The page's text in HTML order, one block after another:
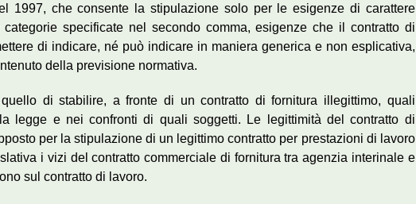
1997, che consente la stipulazione solo per le esigenze di carattere
specificate nel secondo comma, esigenze che il contratto di
di indicare, né può indicare in maniera generica e non esplicativa,
della previsione normativa.
di stabilire, a fronte di un contratto di fornitura illegittimo, quali
legge e nei confronti di quali soggetti. Le legittimità del contratto di
per la stipulazione di un legittimo contratto per prestazioni di lavoro
i vizi del contratto commerciale di fornitura tra agenzia interinale e
sul contratto di lavoro.